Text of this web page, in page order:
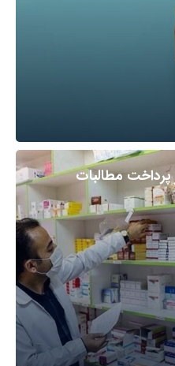
پرداخت مطالبات